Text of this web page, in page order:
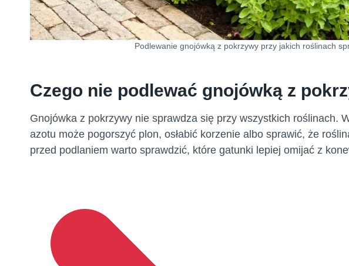
Podlewanie gnojówką z pokrzywy przy jakich roślinach
Czego nie podlewać gnojówką z
Gnojówka z pokrzywy nie sprawdza się przy wszystkich roślinach.
azotu może pogorszyć plon, osłabić korzenie albo sprawić, że
przed podlaniem warto sprawdzić, które gatunki lepiej omijać z